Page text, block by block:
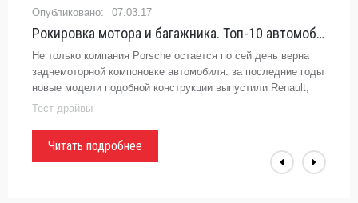
07.03.17
Рокировка мотора и багажника. Топ-10 автомобилей с двигателем сзади -
Не только компания Porsche остается по сей день верна
заднемоторной компоновке автомобиля: за последние годы
новые модели подобной конструкции выпустили Renault,
Smart, Tata и другие марки. Похоже, рано мы списали
Тест-драйвы
Читать подробнее